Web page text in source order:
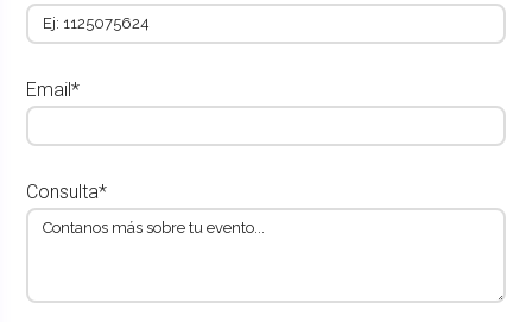
Email*
Consulta*